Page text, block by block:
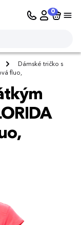
0
Dámské tričko s
fluo,